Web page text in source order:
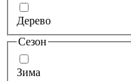
Дерево
Сезон
Зима